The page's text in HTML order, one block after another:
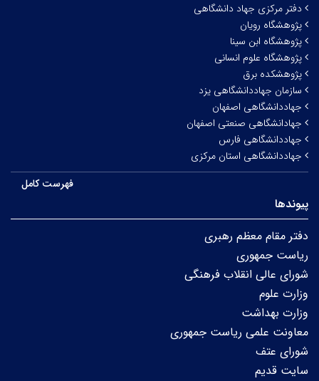
دفتر مرکزی جهاد دانشگاهی
پژوهشگاه رویان
پژوهشگاه ابن سینا
پژوهشگاه علوم انسانی
پژوهشکده برق
سازمان جهاددانشگاهی یزد
جهاددانشگاهی اصفهان
جهادانشگاهی صنعتی اصفهان
جهاددانشگاهی فارس
جهاددانشگاهی استان مرکزی
فهرست کامل
پیوندها
دفتر مقام معظم رهبری
ریاست جمهوری
شورای عالی انقلاب فرهنگی
وزارت علوم
وزارت بهداشت
معاونت علمی ریاست جمهوری
شورای عتف
سایت قدیم